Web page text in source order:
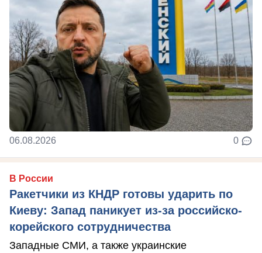
06.08.2026 0
В России
Ракетчики из КНДР готовы ударить по
Киеву: Запад паникует из-за российско-
корейского сотрудничества
Западные СМИ, а также украинские